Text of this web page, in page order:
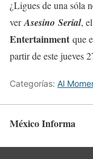
¿Ligues de una sóla
verAsesino Serial,
Entertainment que
partir de este jueves
Categorías: Al
México Informa